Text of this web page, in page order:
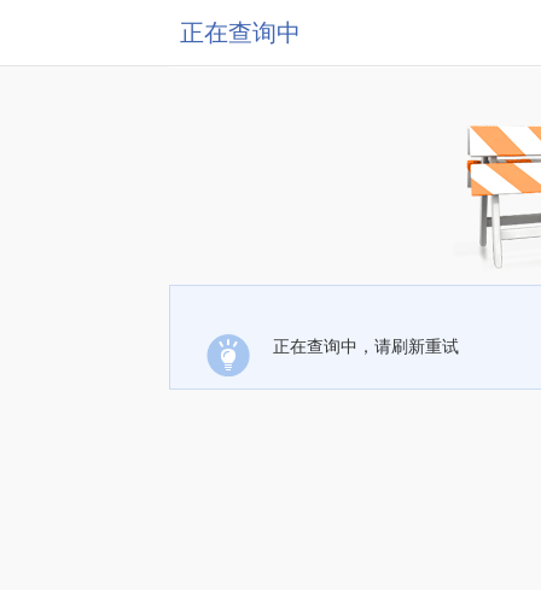
正在查询中
正在查询中，请刷新重试